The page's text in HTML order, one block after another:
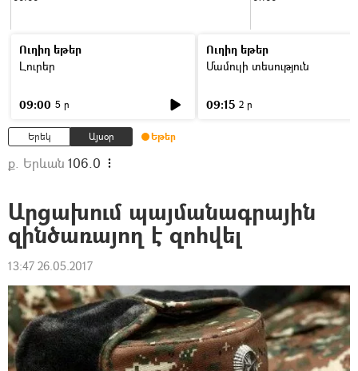
Ուղիղ եթեր
Լուրեր
09:00 5 ր
Ուղիղ եթեր
Մամուլի տեսություն
09:15 2 ր
Երեկ Այսօր Եթեր
ք. Երևան 106.0
Արցախում պայմանագրային
զինծառայող է զոհվել
13:47 26.05.2017